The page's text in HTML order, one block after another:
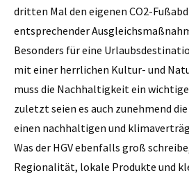
dritten Mal den eigenen CO2-
entsprechender
Besonders für eine
mit einer herrlichen Kultur- und
muss die Nachhaltigkeit ein
zuletzt seien es auch zunehmend
einen nachhaltigen und
Was der HGV ebenfalls groß
Regionalität, lokale Produkte und